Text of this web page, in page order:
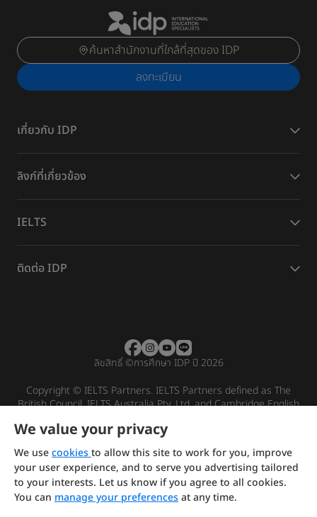
ค้นหาสำนักงานที่ใกล้ที่สุดของ IDP
ลงทะเบียน
เกี่ยวกับ IDP
ลิงก์ที่เกี่ยวข้อง
IELTS
ติดต่อ IDP
ลิขสิทธิ์©การศึกษา IDP ปี 2026
Copyright © IELTS Partners. IELTS Partners defined as The
British Council, IELTS Australia Pty. Ltd. and Cambridge English
Investors
Terms of use Privacy policy Disclaimer
We value your privacy
We usecookiesto allow this site to work for you, improve
your user experience, and to serve you advertising tailored
to your interests. Let us know if you agree to all cookies.
You can manage your preferencesat any time.